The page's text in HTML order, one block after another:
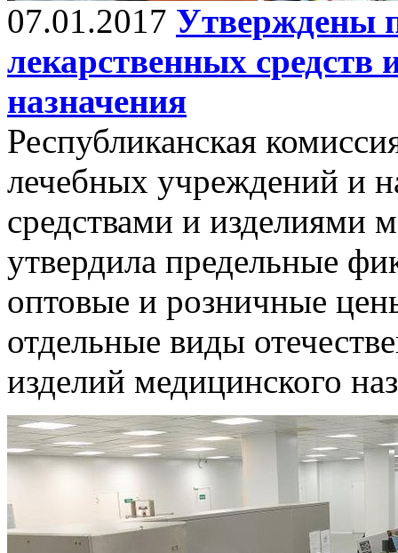
07.01.2017 Утверждены
лекарственных средств
назначения
Республиканская
лечебных учреждений и
средствами и изделиями
утвердила предельные
оптовые и розничные
отдельные виды
изделий медицинского